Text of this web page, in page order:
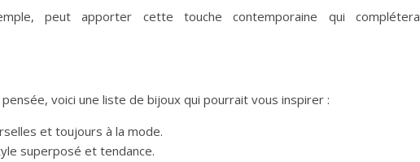
peut apporter cette touche contemporaine qui complétera
voici une liste de bijoux qui pourrait vous inspirer :
et toujours à la mode.
superposé et tendance.